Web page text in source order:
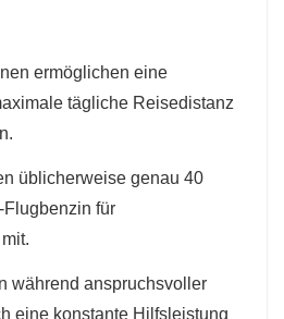
ermöglichen eine
tägliche Reisedistanz
üblicherweise genau 40
für
während anspruchsvoller
eine konstante Hilfsleistung